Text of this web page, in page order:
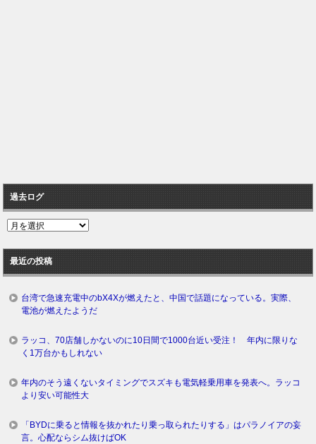
過去ログ
過
ロ
グ
最近の投稿
台湾で急速充電中のbX4Xが燃えたと、中国で話題になっている。実際、
電池が燃えたようだ
ラッコ、70店舗しかないのに10日間で1000台近い受注！ 年内に限りな
く1万台かもしれない
年内のそう遠くないタイミングでスズキも電気軽乗用車を発表へ。ラッコ
より安い可能性大
「BYDに乗ると情報を抜かれたり乗っ取られたりする」はパラノイアの妄
言。心配ならシム抜けばOK